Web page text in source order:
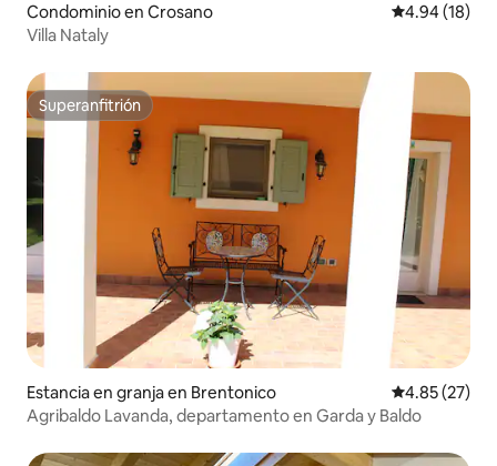
Condominio en Crosano Calificación
4.94 (18)
Villa Nataly
Superanfitrión
Superanfitrión
Estancia en granja en Brentonico Calificación
4.85 (27)
Agribaldo Lavanda, departamento en Garda y Baldo